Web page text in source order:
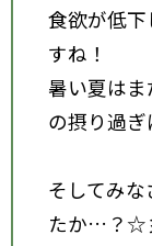
食欲が低
すね！
暑い夏は
の摂り過ぎ
そしてみ
たか…？☆